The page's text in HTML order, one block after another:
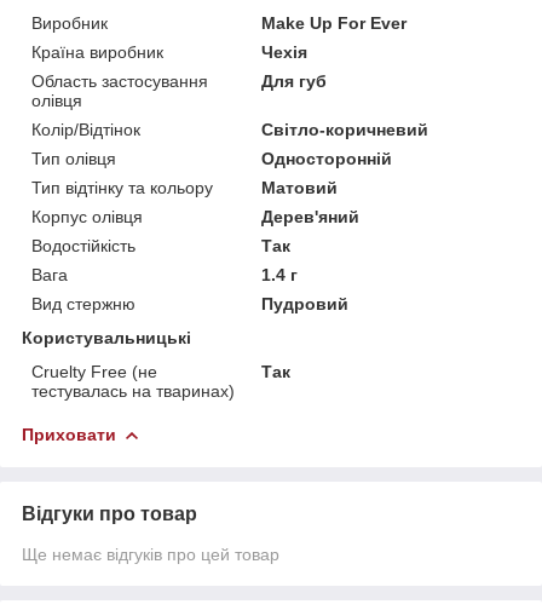
Виробник
Make Up For Ever
Країна виробник
Чехія
Область застосування
олівця
Для губ
Колір/Відтінок
Світло-коричневий
Тип олівця
Односторонній
Тип відтінку та кольору
Матовий
Корпус олівця
Дерев'яний
Водостійкість
Так
Вага
1.4 г
Вид стержню
Пудровий
Користувальницькі
Cruelty Free (не
тестувалась на тваринах)
Так
Приховати
Відгуки про товар
Ще немає відгуків про цей товар